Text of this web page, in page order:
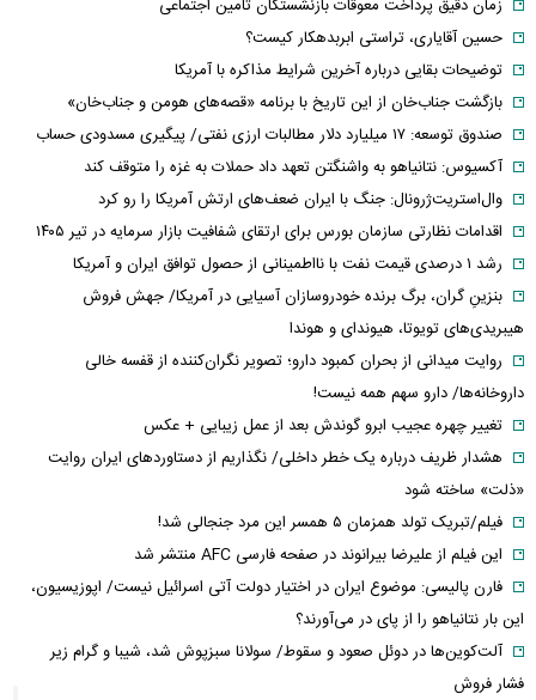
زمان دقیق پرداخت معوقات بازنشستگان تامین اجتماعی
حسین آقایاری، تراستی ابربدهکار کیست؟
توضیحات بقایی درباره آخرین شرایط مذاکره با آمریکا
بازگشت جناب‌خان از این تاریخ با برنامه «قصه‌های هومن و جناب‌خان»
صندوق توسعه: ۱۷ میلیارد دلار مطالبات ارزی نفتی/ پیگیری مسدودی حساب
آکسیوس: نتانیاهو به واشنگتن تعهد داد حملات به غزه را متوقف کند
وال‌استریت‌ژرونال: جنگ با ایران ضعف‌های ارتش آمریکا را رو کرد
اقدامات نظارتی سازمان بورس برای ارتقای شفافیت بازار سرمایه در تیر ۱۴۰۵
رشد ۱ درصدی قیمت نفت با نااطمینانی از حصول توافق ایران و آمریکا
بنزینِ گران، برگ برنده خودروسازان آسیایی در آمریکا/ جهش فروش
هیبریدی‌های تویوتا، هیوندای و هوندا
روایت میدانی از بحران کمبود دارو؛ تصویر نگران‌کننده از قفسه خالی
داروخانه‌ها/ دارو سهم همه نیست!
تغییر چهره عجیب ابرو گوندش بعد از عمل زیبایی + عکس
هشدار ظریف درباره یک خطر داخلی/ نگذاریم از دستاوردهای ایران روایت
«ذلت» ساخته شود
فیلم/تبریک تولد همزمان ۵ همسر این مرد جنجالی شد!
این فیلم از علیرضا بیرانوند در صفحه فارسی AFC منتشر شد
فارن پالیسی: موضوع ایران در اختیار دولت آتی اسرائیل نیست/ اپوزیسیون،
این بار نتانیاهو را از پای در می‌آورند؟
آلت‌کوین‌ها در دوئل صعود و سقوط/ سولانا سبزپوش شد، شیبا و گرام زیر
فشار فروش